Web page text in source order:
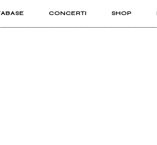
CONCERTI SHOP
PRO